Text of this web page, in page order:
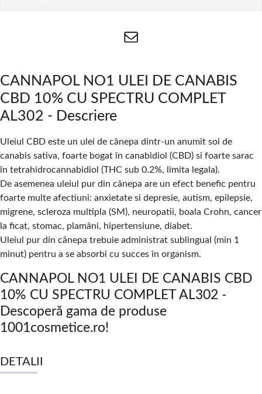
CANNAPOL NO1 ULEI DE CANABIS
CBD 10% CU SPECTRU COMPLET
AL302 - Descriere
Uleiul CBD este un ulei de cânepa dintr-un anumit soi de
canabis sativa, foarte bogat în canabidiol (CBD) si foarte sarac
în tetrahidrocannabidiol (THC sub 0.2%, limita legala).
De asemenea uleiul pur din cânepa are un efect benefic pentru
foarte multe afectiuni: anxietate si depresie, autism, epilepsie,
migrene, scleroza multipla (SM), neuropatii, boala Crohn, cancer
la ficat, stomac, plamâni, hipertensiune, diabet.
Uleiul pur din cânepa trebuie administrat sublingual (min 1
minut) pentru a se absorbi cu succes în organism.
CANNAPOL NO1 ULEI DE CANABIS CBD
10% CU SPECTRU COMPLET AL302 -
Descoperă gama de produse
1001cosmetice.ro!
DETALII